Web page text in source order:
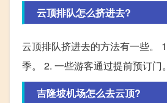
云顶排队怎么挤进去?
云顶排队挤进去的方法有一些。
季。 2. 一些游客通过提前预订门。
吉隆坡机场怎么去云顶?